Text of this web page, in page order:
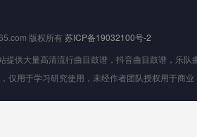
版权所有苏ICP备19032100号-2
供大量高清流行曲目鼓谱，抖音曲目鼓谱，乐
仅用于学习研究使用，未经作者团队授权用于商